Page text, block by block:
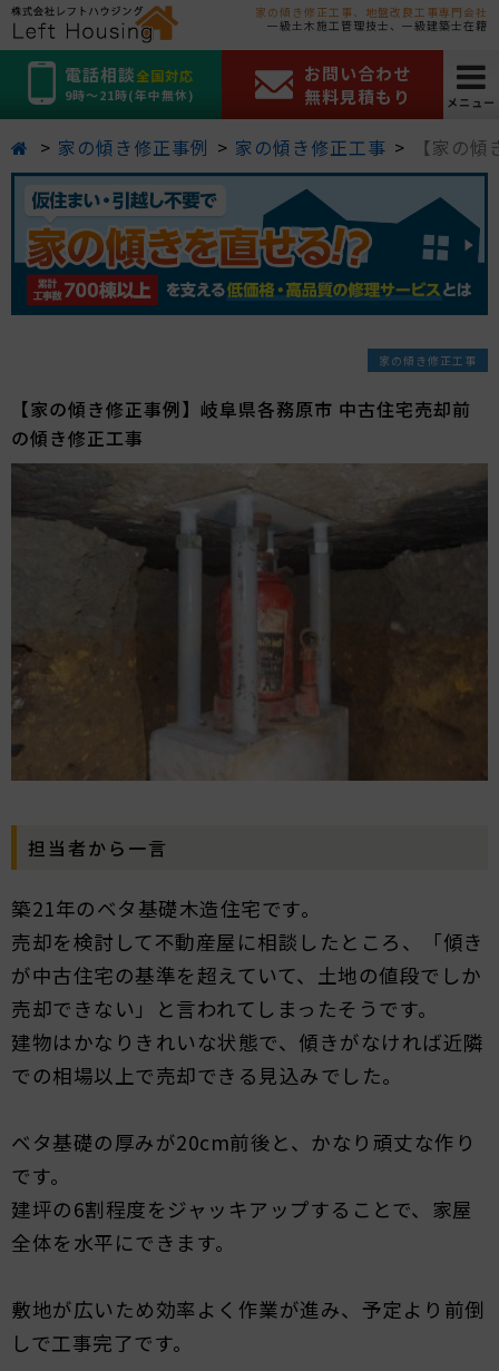
家の傾き修正工事、地盤改良工事専門会社
一級土木施工管理技士、一級建築士在籍
電話相談全国対応
9時～21時(年中無休)
お問い合わせ
無料見積もり
メニュー
家の傾き修正事例 家の傾き修正工事 【家の
家の傾き修正工事
【家の傾き修正事例】岐阜県各務原市 中古住宅売却前
の傾き修正工事
担当者から一言
築21年のベタ基礎木造住宅です。
売却を検討して不動産屋に相談したところ、「傾き
が中古住宅の基準を超えていて、土地の値段でしか
売却できない」と言われてしまったそうです。
建物はかなりきれいな状態で、傾きがなければ近隣
での相場以上で売却できる見込みでした。
ベタ基礎の厚みが20cm前後と、かなり頑丈な作り
です。
建坪の6割程度をジャッキアップすることで、家屋
全体を水平にできます。
敷地が広いため効率よく作業が進み、予定より前倒
しで工事完了です。